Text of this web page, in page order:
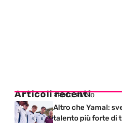
Articoli recenti
PRIMO PIANO
Altro che Yamal:
talento più forte di